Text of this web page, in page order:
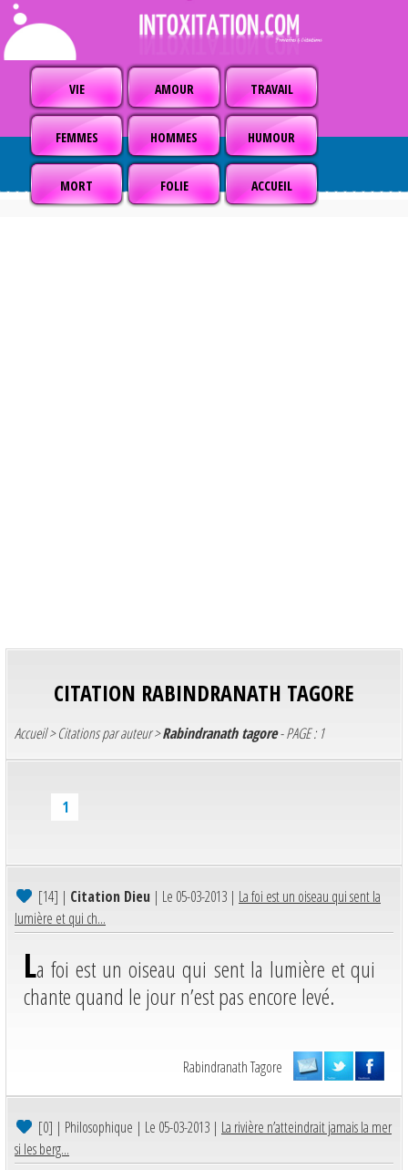
VIE AMOUR TRAVAIL
FEMMES HOMMES HUMOUR
MORT FOLIE ACCUEIL
CITATION RABINDRANATH TAGORE
Accueil>Citations par auteur>Rabindranath tagore- PAGE : 1
1
[14] | Citation Dieu | Le 05-03-2013 | La foi est un oiseau qui sent la
lumière et qui ch...
La foi est un oiseau qui sent la lumière et qui
chante quand le jour n’est pas encore levé.
Rabindranath Tagore
[0] | Philosophique | Le 05-03-2013 | La rivière n’atteindrait jamais la mer
si les berg...